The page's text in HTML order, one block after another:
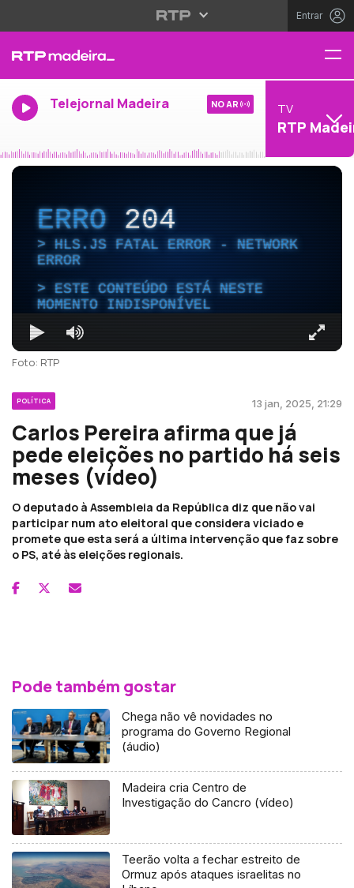
Entrar
Telejornal Madeira NO AR TV
RTP
ERRO204
HLS.JS FATAL ERROR - NETWORK
ERROR
ESTE CONTEÚDO ESTÁ NESTE
MOMENTO INDISPONÍVEL
Foto: RTP
POLÍTICA 13 jan, 2025, 21:29
Carlos Pereira afirma que já
pede eleições no partido há seis
meses (vídeo)
O deputado à Assembleia da República diz que não vai
participar num ato eleitoral que considera viciado e
promete que esta será a última intervenção que faz sobre
o PS, até às eleições regionais.
Pode também gostar
Chega não vê novidades no
programa do Governo Regional
(áudio)
Madeira cria Centro de
Investigação do Cancro (vídeo)
Teerão volta a fechar estreito de
Ormuz após ataques israelitas no